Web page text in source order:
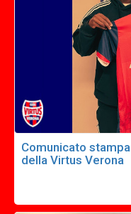
Comunicato
della Virtus Verona